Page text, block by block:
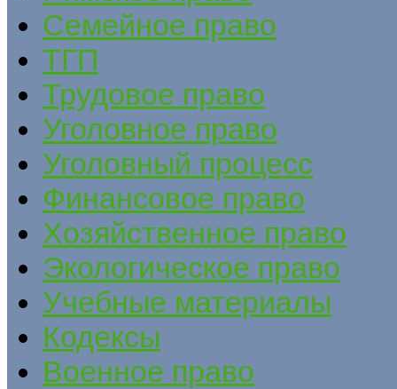
Семейное право
ТГП
Трудовое право
Уголовное право
Уголовный процесс
Финансовое право
Хозяйственное право
Экологическое право
Учебные материалы
Кодексы
Военное право